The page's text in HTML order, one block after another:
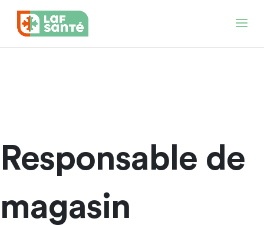
Responsable de
magasin